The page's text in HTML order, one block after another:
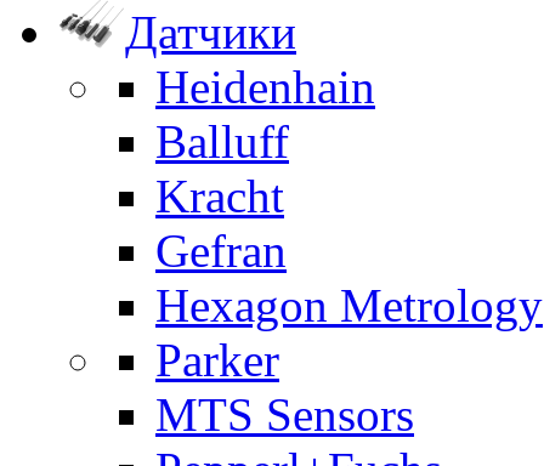
Датчики
Heidenhain
Balluff
Kracht
Gefran
Hexagon Metrology
Parker
MTS Sensors